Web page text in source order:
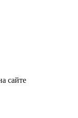
сайте